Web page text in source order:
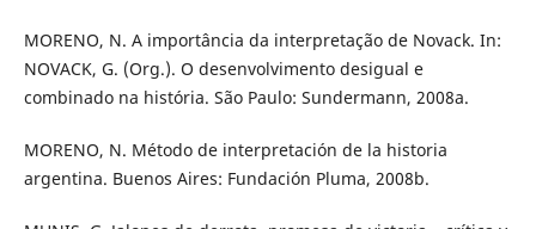
MORENO, N. A importância da interpretação de Novack. In:
NOVACK, G. (Org.). O desenvolvimento desigual e
combinado na história. São Paulo: Sundermann, 2008a.
MORENO, N. Método de interpretación de la historia
argentina. Buenos Aires: Fundación Pluma, 2008b.